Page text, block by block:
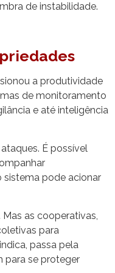
de instabilidade.
a produtividade
de monitoramento
e até inteligência
É possível
sistema pode acionar
as cooperativas,
para
passa pela
para se proteger